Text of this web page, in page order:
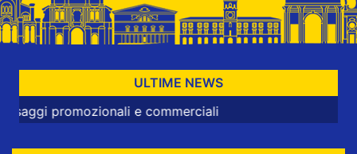
ULTIME NEWS
e commerciali